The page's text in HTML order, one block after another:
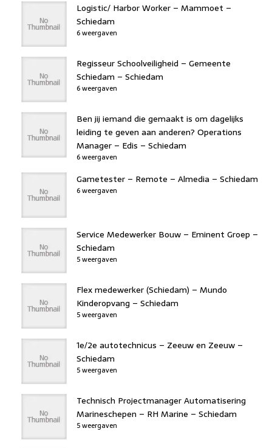
Logistic/ Harbor Worker – Mammoet –
Schiedam
6 weergaven
Regisseur Schoolveiligheid – Gemeente
Schiedam – Schiedam
6 weergaven
Ben jij iemand die gemaakt is om dagelijks
leiding te geven aan anderen? Operations
Manager – Edis – Schiedam
6 weergaven
Gametester – Remote – Almedia – Schiedam
6 weergaven
Service Medewerker Bouw – Eminent Groep –
Schiedam
5 weergaven
Flex medewerker (Schiedam) – Mundo
Kinderopvang – Schiedam
5 weergaven
1e/2e autotechnicus – Zeeuw en Zeeuw –
Schiedam
5 weergaven
Technisch Projectmanager Automatisering
Marineschepen – RH Marine – Schiedam
5 weergaven